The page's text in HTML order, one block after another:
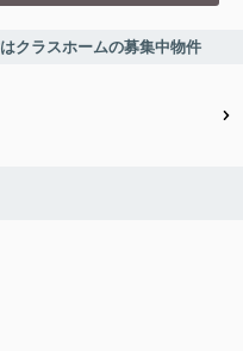
ラスホームの募集中物件